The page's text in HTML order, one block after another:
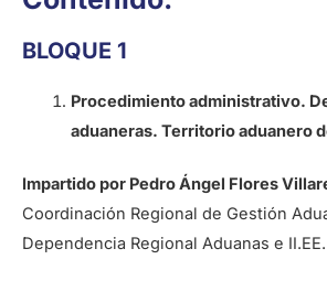
BLOQUE 1
Procedimiento administrativo.
aduaneras. Territorio aduanero
Impartido por Pedro Ángel Flores
Coordinación Regional de Gestión
Dependencia Regional Aduanas e